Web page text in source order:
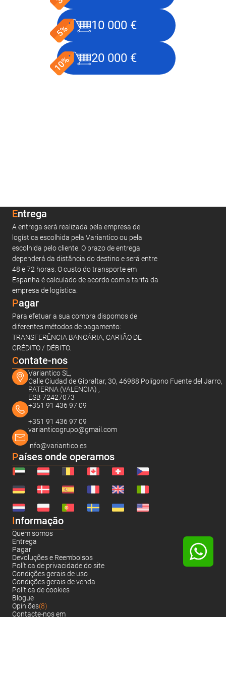
10 000 €
20 000 €
Entrega
A entrega será realizada pela empresa de
logística escolhida pela Variantico ou pela
escolhida pelo cliente. O prazo de entrega
dependerá da distância do destino e será entre
48 e 72 horas. O custo do transporte em
Espanha é calculado de acordo com a tarifa da
empresa de logística.
Pagar
Para efetuar a sua compra dispomos de
diferentes métodos de pagamento:
TRANSFERÊNCIA BANCÁRIA, CARTÃO DE
CRÉDITO / DÉBITO.
Contate-nos
Variantico SL,
Calle Ciudad de Gibraltar, 30, 46988 Polígono Fuente del Jarro,
PATERNA (VALENCIA) ,
ESB 72427073
+351 91 436 97 09
+351 91 436 97 09
varianticogrupo@gmail.com
info@variantico.es
Países onde operamos
Informação
Quem somos
Entrega
Pagar
Devoluções e Reembolsos
Política de privacidade do site
Condições gerais de uso
Condições gerais de venda
Política de cookies
Blogue
Opiniões(8)
Contacte-nos em